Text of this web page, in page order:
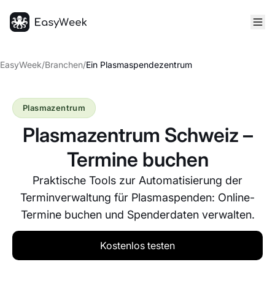
EasyWeek/Branchen/Ein Plasmaspendezentrum
Plasmazentrum Schweiz –
Termine buchen
Praktische Tools zur Automatisierung der
Terminverwaltung für Plasmaspenden: Online-
Termine buchen und Spenderdaten verwalten.
Plasmazentrum
Kostenlos testen